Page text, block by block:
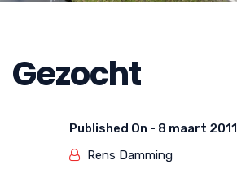
Gezocht
Published On - 8 maart 2011
Rens Damming